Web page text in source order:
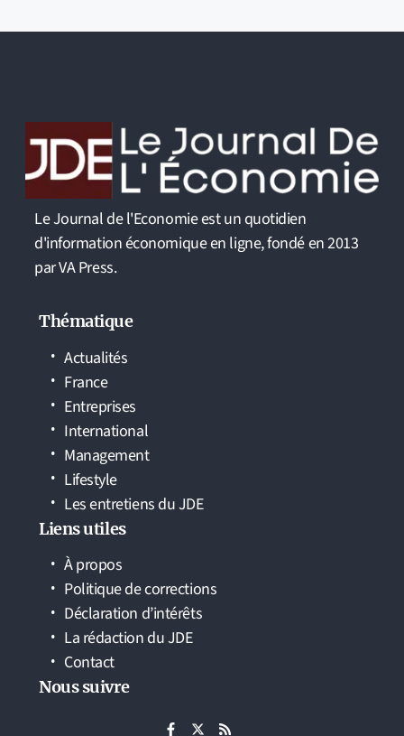
Le Journal de l'Economie est un quotidien
d'information économique en ligne, fondé en 2013
par VA Press.
Thématique
Actualités
France
Entreprises
International
Management
Lifestyle
Les entretiens du JDE
Liens utiles
À propos
Politique de corrections
Déclaration d’intérêts
La rédaction du JDE
Contact
Nous suivre